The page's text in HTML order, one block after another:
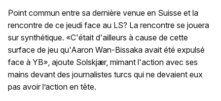
Point commun entre sa dernière venue en Suisse et la
rencontre de ce jeudi face au LS? La rencontre se jouera
sur synthétique. «C'était d'ailleurs à cause de cette
surface de jeu qu'Aaron Wan-Bissaka avait été expulsé
face à YB», ajoute Solskjær, mimant l'action avec ses
mains devant des journalistes turcs qui ne devaient eux
pas avoir l’action en tête.